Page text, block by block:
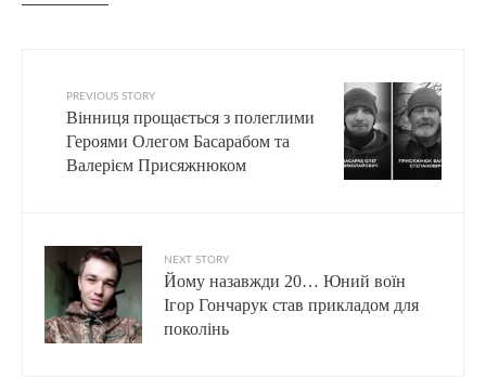
PREVIOUS STORY
Вінниця прощається з полеглими
Героями Олегом Басарабом та
Валерієм Присяжнюком
NEXT STORY
Йому назавжди 20… Юний воїн
Ігор Гончарук став прикладом для
поколінь